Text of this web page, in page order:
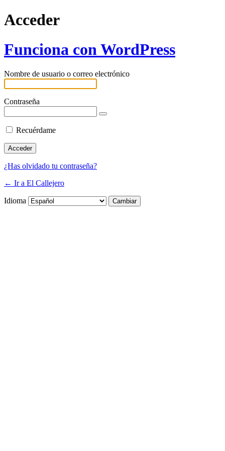
Acceder
Funciona con WordPress
Nombre de usuario o correo electrónico
Contraseña
Recuérdame
¿Has olvidado tu contraseña?
← Ir a El Callejero
Idioma